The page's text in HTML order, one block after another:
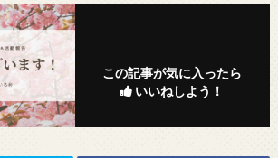
この記事が気に入ったら
いいねしよう！